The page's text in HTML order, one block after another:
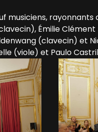
musiciens,
Émilie
(clavecin) et
(viole) et Paulo